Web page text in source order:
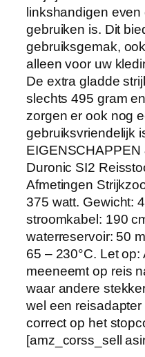
r
d
e
r
e
W
a
r
m
t
e
I
n
s
t
e
l
l
i
n
g
linkshandigen
gebruiken is. Dit
gebruiksgemak,
alleen voor uw
De extra gladde
slechts 495 gram
zorgen er ook nog
gebruiksvriendelijk
EIGENSCHAPPEN
Duronic SI2
Afmetingen
375 watt. Gewicht:
stroomkabel: 190
waterreservoir: 50
65 – 230°C. Let
meeneemt op reis
waar andere
wel een
correct op het
[amz_corss_sell